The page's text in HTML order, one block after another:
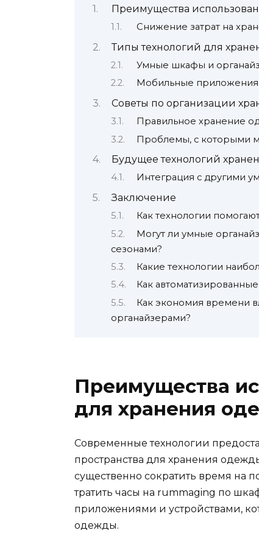
Преимущества
Снижение затрат на
Типы технологий для
Умные шкафы и
Мобильные приложения
Советы по организации
Правильное хранение
Проблемы, с которыми
Будущее технологий
Интеграция с другими
Заключение
Как технологии
Могут ли умные
сезонами?
Какие технологии
Как
Как экономия времени
органайзерами?
Преимущества
для хранения
Современные технологии
пространства для хранения
существенно сократить время на
тратить часы на rummaging по
приложениями и устройствами,
одежды.